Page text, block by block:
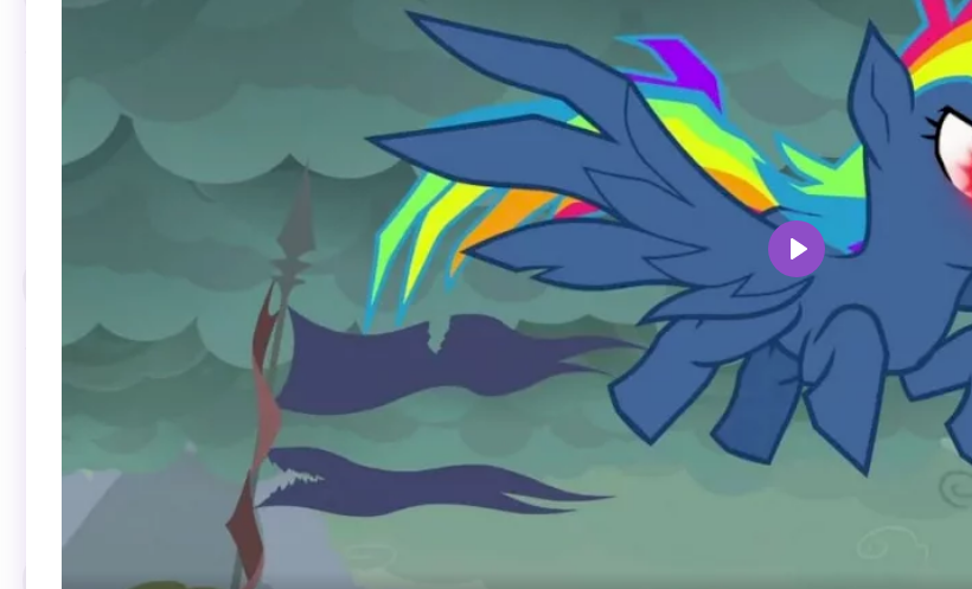
Воспроизвести